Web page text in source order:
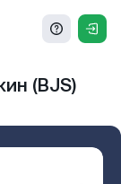
(BJS)